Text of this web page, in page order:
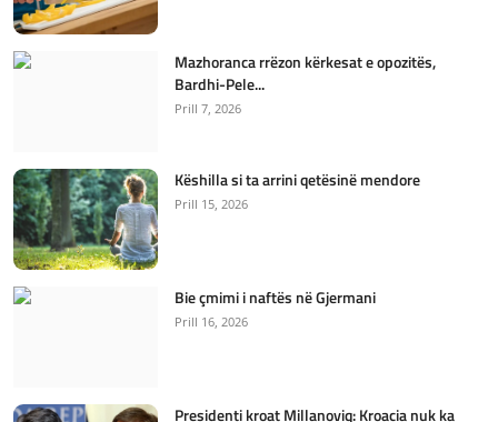
Mazhoranca rrëzon kërkesat e opozitës,
Bardhi-Pele...
Prill 7, 2026
Këshilla si ta arrini qetësinë mendore
Prill 15, 2026
Bie çmimi i naftës në Gjermani
Prill 16, 2026
Presidenti kroat Millanoviq: Kroacia nuk ka